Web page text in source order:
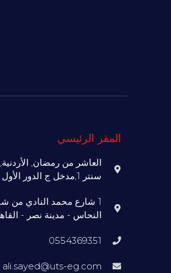
المقر الرئيسي
العاشر من رمضان,
سنتر 1,مدخل ج الدور الأول
1 شارع محمد النادي
النحاس - مدينة نصر -
0554369351
ali.sayed@uts-eg.com